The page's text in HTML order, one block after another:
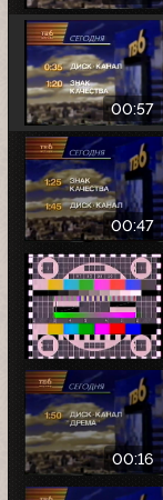
00:57
00:47
00:16